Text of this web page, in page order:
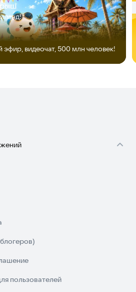
эфир, видеочат, 500 млн человек!
пользователей